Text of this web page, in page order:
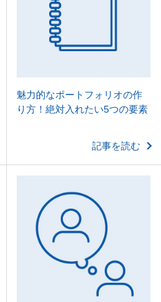
魅力的なポートフォリオの作
り方！絶対入れたい5つの要素
記事を読む